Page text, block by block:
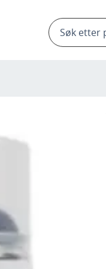
Products
search